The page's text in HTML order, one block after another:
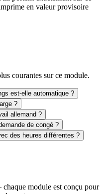
en valeur provisoire
courantes sur ce module.
est-elle automatique ?
?
allemand ?
de congé ?
des heures différentes ?
module est conçu pour